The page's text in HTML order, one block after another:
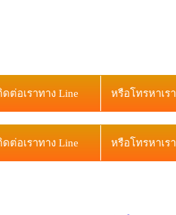
ดต่อเราทาง Line หรือโทรหาเรา
ดต่อเราทาง Line หรือโทรหาเรา